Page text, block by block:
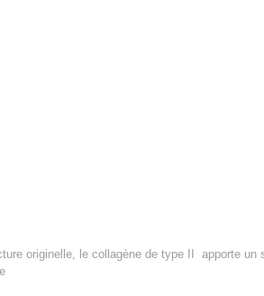
originelle, le collagène de type II apporte un